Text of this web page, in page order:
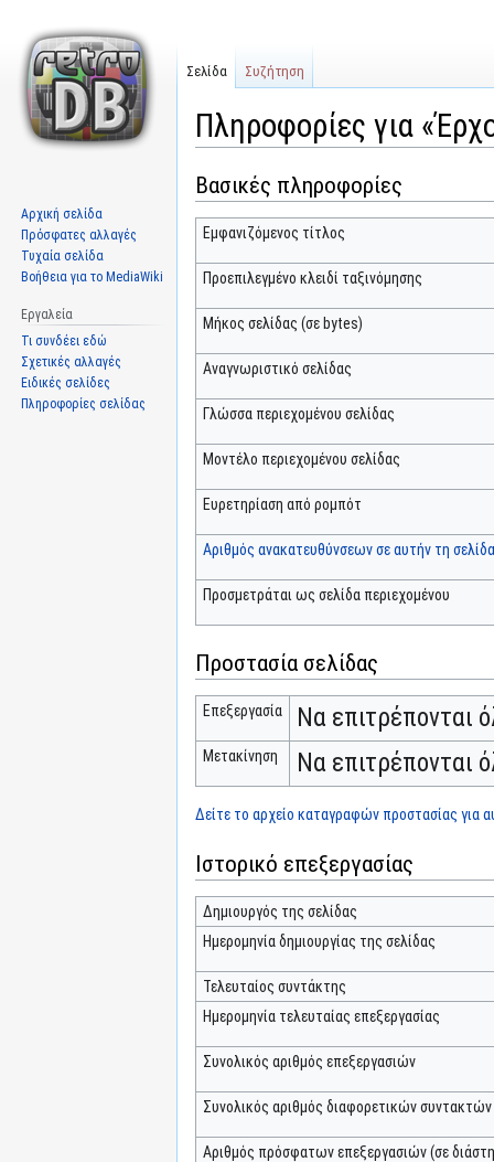
Πληροφορίες για
Μετάβαση
στην
πλοήγηση
Πήδηση
στην
αναζήτηση
Βασικές πληροφορίες
Εμφανιζόμενος τίτλος
Προεπιλεγμένο κλειδί ταξινόμησης
Μήκος σελίδας (σε bytes)
Αναγνωριστικό σελίδας
Γλώσσα περιεχομένου σελίδας
Μοντέλο περιεχομένου σελίδας
Ευρετηρίαση από ρομπότ
Αριθμός ανακατευθύνσεων σε αυτήν τη σελίδα
Προσμετράται ως σελίδα περιεχομένου
Προστασία σελίδας
Επεξεργασία Να επιτρέπονται
Μετακίνηση Να επιτρέπονται
Δείτε το αρχείο καταγραφών προστασίας για
Ιστορικό επεξεργασίας
Δημιουργός της σελίδας
Ημερομηνία δημιουργίας της σελίδας
Τελευταίος συντάκτης
Ημερομηνία τελευταίας επεξεργασίας
Συνολικός αριθμός επεξεργασιών
Συνολικός αριθμός διαφορετικών συντακτών
Αριθμός πρόσφατων επεξεργασιών (σε
Σελίδα Συζήτηση
Αρχική σελίδα
Πρόσφατες αλλαγές
Τυχαία σελίδα
Βοήθεια για το MediaWiki
Εργαλεία
Τι συνδέει εδώ
Σχετικές αλλαγές
Ειδικές σελίδες
Πληροφορίες σελίδας